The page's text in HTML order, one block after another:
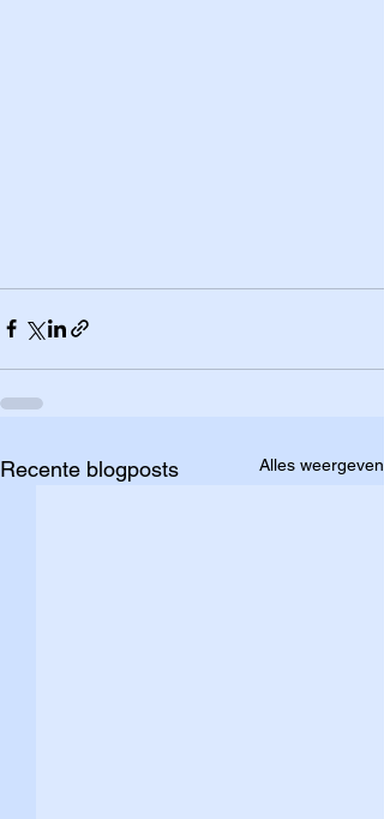
Recente blogposts Alles weergeven